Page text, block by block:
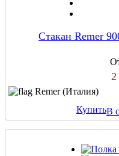
Стакан Remer
Remer (Италия)
КупитьВ